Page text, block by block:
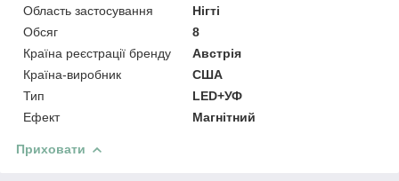
Область застосування
Нігті
Обсяг
8
Країна реєстрації бренду
Австрія
Країна-виробник
США
Тип
LED+УФ
Ефект
Магнітний
Приховати